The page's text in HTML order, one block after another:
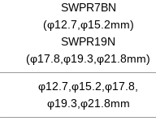
SWPR7BN
(φ12.7,φ15.2mm)
SWPR19N
(φ17.8,φ19.3,φ21.8mm)
φ12.7,φ15.2,φ17.8,
φ19.3,φ21.8mm